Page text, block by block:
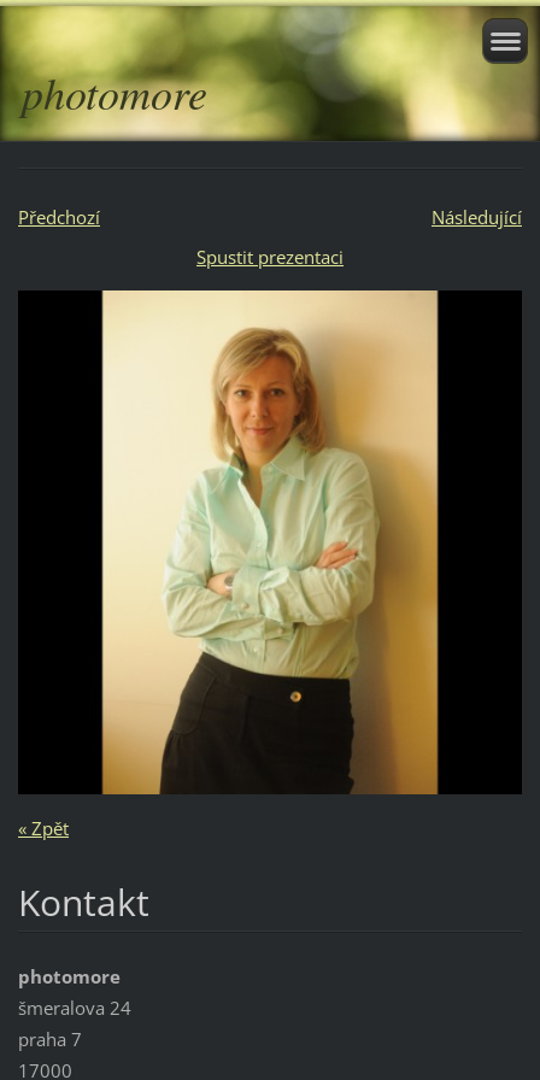
photomore
Předchozí
Následující
Spustit prezentaci
« Zpět
Kontakt
photomore
šmeralova 24
praha 7
17000